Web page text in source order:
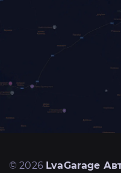
© 2026 LvaGarage